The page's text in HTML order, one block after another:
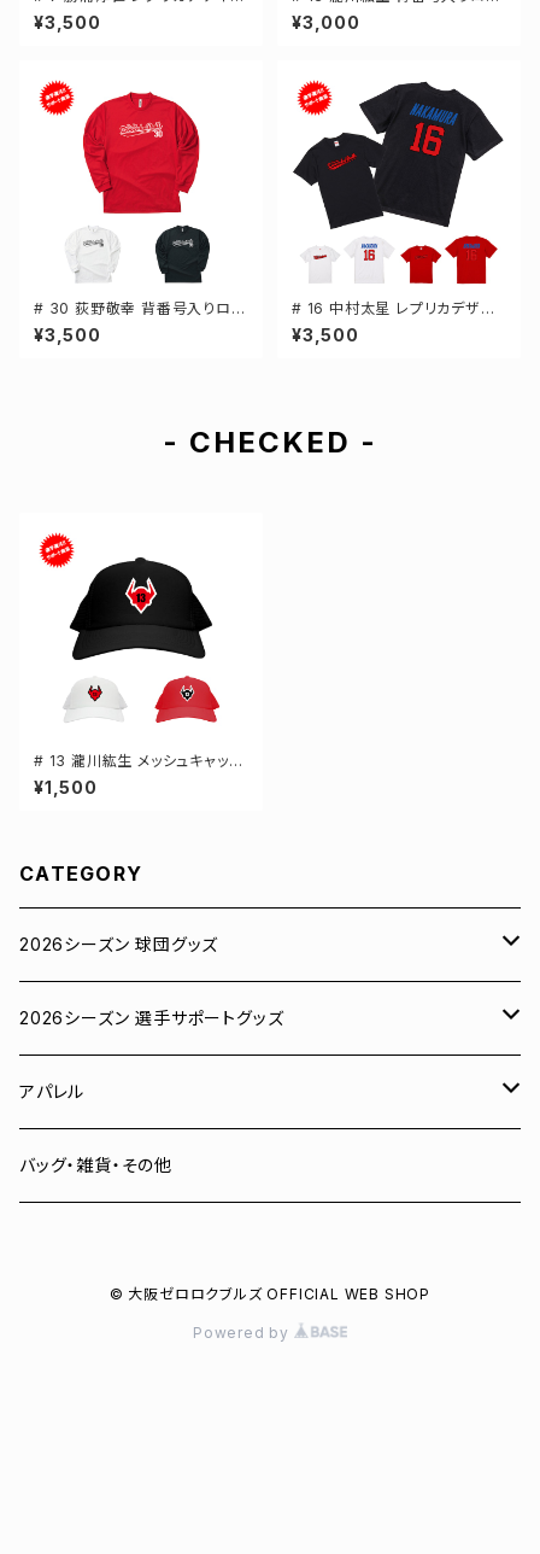
3カラー 選手還元 半袖Tシャツ
S-XXXLサイズ 500101
¥3,500
ドライTシャツ 半袖 選手還元 3
カラー S-5Lサイズ 000300
¥3,000
# 30 荻野敬幸 背番号入りロゴ
ドライTシャツ 長袖 選手還元 3
カラー S-5Lサイズ 000304
¥3,500
# 16 中村太星 レプリカデザイ
ン 3カラー 選手還元 半袖Tシャ
ツ S-XXXLサイズ 500101
¥3,500
- CHECKED -
# 13 瀧川紘生 メッシュキャップ
選手還元 3カラー 000700
¥1,500
CATEGORY
2026シーズン 球団グッズ
ユニフォーム
Tシャツ
スウェット
2026シーズン 選手サポートグッズ
# 00 蓮
# 0 岡田竜汰
アパレル
スウェット・パーカー
バッグ・雑貨・その他
© 大阪ゼロロクブルズ OFFICIAL WEB SHOP
Powered by